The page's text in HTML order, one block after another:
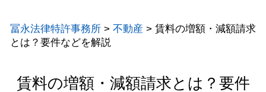
冨永法律特許事務所 > 不動産 > 賃料の増額・減額請求
とは？要件などを解説
賃料の増額・減額請求とは？要件